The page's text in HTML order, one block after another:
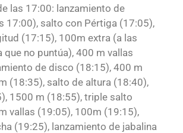
las 17:00: lanzamiento de
17:00), salto con Pértiga (17:05),
(17:15), 100m extra (a las
que no puntúa), 400 m vallas
de disco (18:15), 400 m
(18:35), salto de altura (18:40),
1500 m (18:55), triple salto
vallas (19:05), 100m (19:15),
(19:25), lanzamiento de jabalina